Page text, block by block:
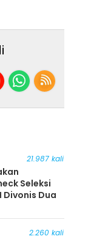
21.987 kali
Seleksi
Divonis Dua
2.260 kali